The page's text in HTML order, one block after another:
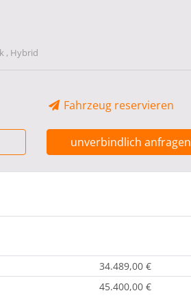
, Hybrid
Fahrzeug reservieren
unverbindlich anfragen
34.489,00 €
45.400,00 €